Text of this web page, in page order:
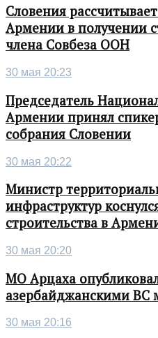
Словения
Армении в получении
члена Совбеза ООН
30 мая 20:23
Председатель
Армении принял
собрания Словении
30 мая 20:22
Министр
инфраструктур
строительства в
30 мая 20:20
МО Арцаха
азербайджанскими ВС
30 мая 20:16